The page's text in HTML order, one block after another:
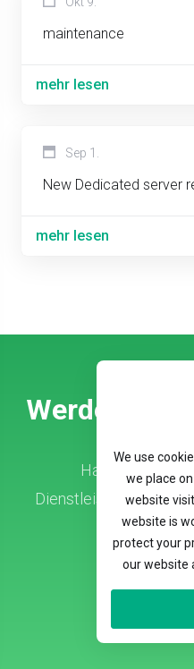
maintenance
mehr lesen
Sep 1.
New Dedicated server
mehr lesen
Werden Sie
Haben Sie noch
Dienstleistungen oder
We use
we place
website
website is
protect your
our website